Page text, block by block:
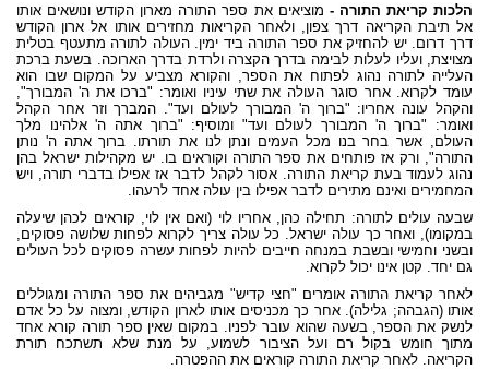
הלכות קריאת התורה - מוציאים את ספר התורה מארון הקודש ונושאים אותו
אל תיבת הקריאה דרך צפון, ולאחר הקריאות מחזירים אותו אל ארון הקודש
דרך דרום. יש להחזיק את ספר התורה ביד ימין. העולה לתורה מתעטף בטלית
מצויצת, ועליו לעלות לבימה בדרך הקצרה ולרדת בדרך הארוכה. בשעת ברכת
העלייה לתורה נהוג לפתוח את הספר, והקורא מצביע על המקום שבו הוא
עומד לקרוא. אחר סוגר העולה את שתי עיניו ואומר: "ברכו את ה' המבורך",
והקהל עונה אחריו: "ברוך ה' המבורך לעולם ועד". המברך וזר אחר הקהל
ואומר: "ברוך ה' המבורך לעולם ועד" ומוסיף: "ברוך אתה ה' אלהינו מלך
העולם, אשר בחר בנו מכל העמים ונתן לנו את תורתו. ברוך אתה ה' נותן
התורה", ורק אז פותחים את ספר התורה וקוראים בו. יש מקהילות ישראל בהן
נהוג לעמוד בעת קריאת התורה. אסור לקהל לדבר אז אפילו בדברי תורה, ויש
המחמירים ואינם מתירים לדבר אפילו בין עולה אחד לרעהו.
שבעה עולים לתורה: תחילה כהן, אחריו לוי (ואם אין לוי, קוראים לכהן שיעלה
במקומו), ואחר כך עולה ישראל. כל עולה צריך לקרוא לפחות שלושה פסוקים,
ובשני וחמישי ובשבת במנחה חייבים להיות לפחות עשרה פסוקים לכל העולים
גם יחד. קטן אינו יכול לקרוא.
לאחר קריאת התורה אומרים "חצי קדיש" מגביהים את ספר התורה ומגוללים
אותו (הגבהה; גלילה). אחר כך מכניסים אותו לארון הקודש, ומצוה על כל אדם
לנשק את הספר, בשעה שהוא עובר לפניו. במקום שאין ספר תורה קורא אחד
מתוך חומש בקול רם ועל הציבור לשמוע, על מנת שלא תשתכח תורת
הקריאה. לאחר קריאת התורה קוראים את ההפטרה.